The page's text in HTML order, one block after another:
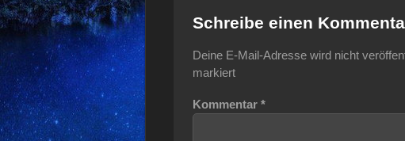
Schreibe einen
Deine E-Mail-Adresse wird nicht
markiert
Kommentar *